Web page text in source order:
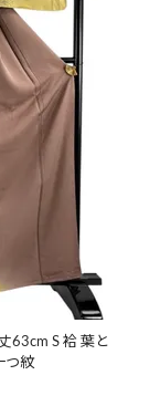
63cm S 袷 葉と
つ紋